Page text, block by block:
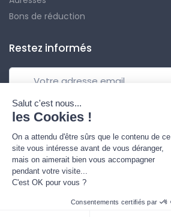
Bons de réduction
Restez informés
Vous pouvez vous désinscrire à tout
cela nos informations de contact dans les
du site.
© Tous droits réservés. Réalisé par